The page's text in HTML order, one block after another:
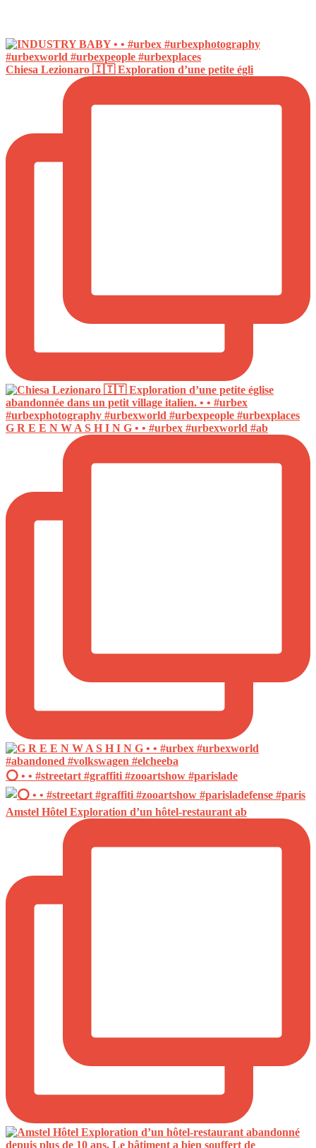
Chiesa Lezionaro 🇮🇹 Exploration d’une petite égli
G R E E N W A S H I N G • • #urbex #urbexworld #ab
⭕️ • • #streetart #graffiti #zooartshow #parislade
Amstel Hôtel Exploration d’un hôtel-restaurant ab